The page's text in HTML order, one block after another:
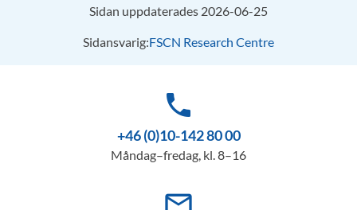
Sidan uppdaterades 2026-06-25
Sidansvarig:FSCN Research Centre
phone
+46 (0)10-142 80 00
Måndag–fredag, kl. 8–16